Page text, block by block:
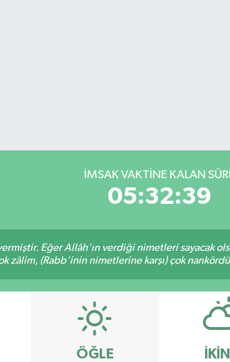
İMSAK VAKTINE KALAN
05:32:39
Eğer Allâh'ın verdiği nimetleri sayacak
zâlim, (Rabb'inin nimetlerine karşı) çok
ÖĞLE